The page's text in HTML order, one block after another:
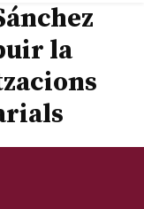
la